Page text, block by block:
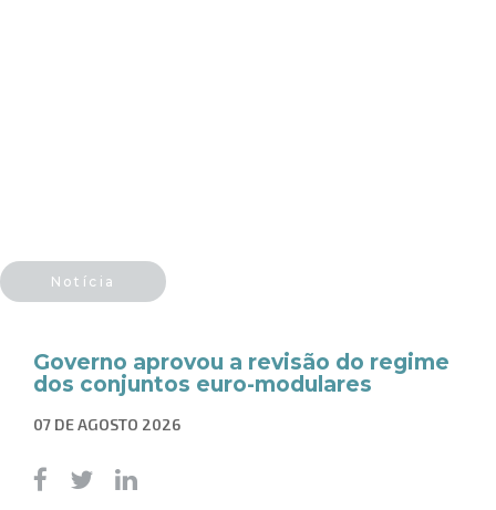
Notícia
Governo aprovou a revisão do regime
dos conjuntos euro-modulares
07 DE AGOSTO 2026